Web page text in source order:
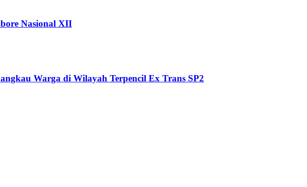
Nasional XII
Warga di Wilayah Terpencil Ex Trans SP2